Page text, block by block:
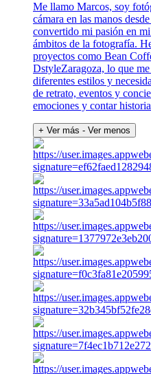
Me llamo Marcos, soy
cámara en las manos
convertido mi pasión en
ámbitos de la fotografía.
proyectos como Bean
DstyleZaragoza, lo que
diferentes estilos y
de retrato, eventos y
emociones y contar
+ Ver más - Ver menos